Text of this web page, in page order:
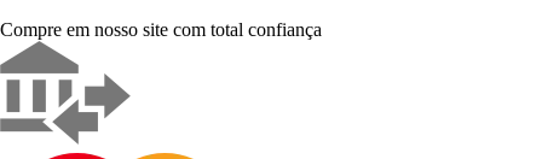
Compre em nosso site com total confiança